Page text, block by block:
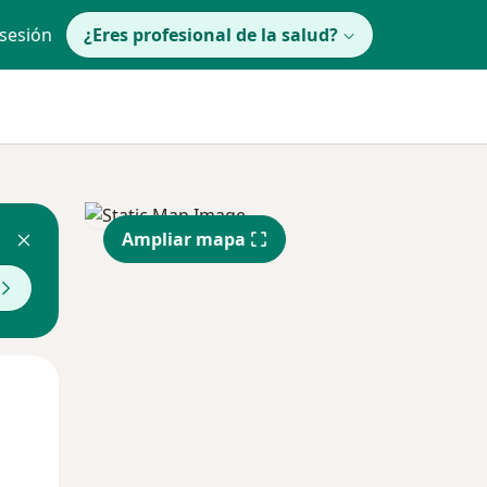
¿Eres profesional de la salud?
Ampliar mapa